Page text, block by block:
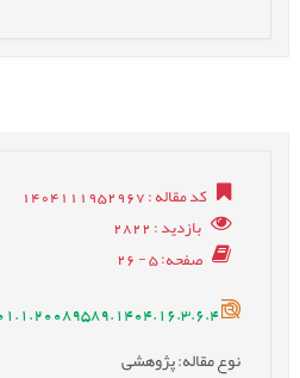
کد مقاله: 1404111952967
بازدید: 2822
صفحه: 5 - 26
نوع مقاله: پژوهشی